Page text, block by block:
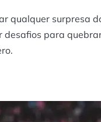
qualquer surpresa
desafios para